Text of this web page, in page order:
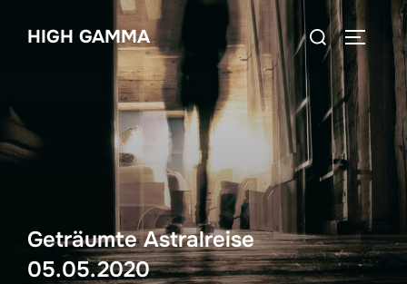
InhaltHIGH GAMMA
Suchen
nach:
Geträumte Astralreise
05.05.2020